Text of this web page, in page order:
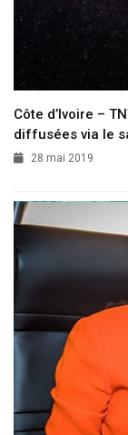
Côte d’Ivoire –
diffusées via le
28 mai 2019